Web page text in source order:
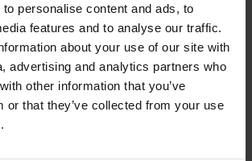
personalise content and ads, to
features and to analyse our traffic.
about your use of our site with
advertising and analytics partners who
other information that you’ve
or that they’ve collected from your use
URSUIT
ONE
ENDURANCE
URSUIT